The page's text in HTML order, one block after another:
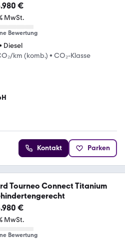
€
MwSt.
Bewertung
Diesel
km (komb.) • CO₂-Klasse
Kontakt Parken
Tourneo Connect Titanium
€
MwSt.
Bewertung